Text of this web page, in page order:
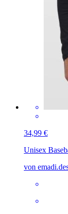
34,99 €
Unisex
von